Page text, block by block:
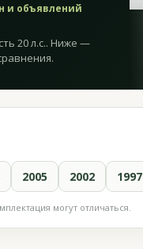
и объявлений
20 л.с.. Ниже —
2005 2002 1997
могут отличаться.